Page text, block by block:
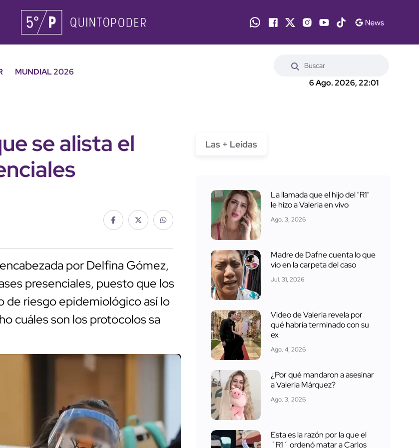
MUNDIAL 2026
6 Ago. 2026, 22:01
se alista el
por Delfina Gómez,
presenciales, puesto que los
de riesgo epidemiológico así lo
cuáles son los protocolos sa
Las + Leídas
La llamada que el hijo del "R1"
le hizo a Valeria en vivo
Ago. 3, 2026
Madre de Dafne cuenta lo que
vio en la carpeta del caso
Jul. 31, 2026
Video de Valeria revela por
qué habría terminado con su
ex
Ago. 4, 2026
¿Por qué mandaron a asesinar
a Valeria Márquez?
Ago. 3, 2026
Esta es la razón por la que el
´R1´ ordenó matar a Carlos